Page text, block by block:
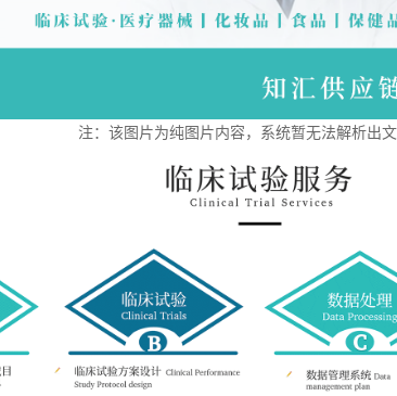
注：该图片为纯图片内容，系统暂无法解析出